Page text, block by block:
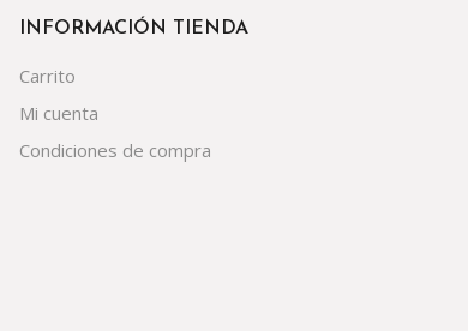
INFORMACIÓN TIENDA
Carrito
Mi cuenta
Condiciones de compra